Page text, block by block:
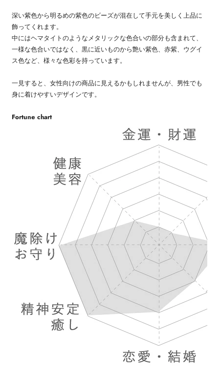
深い紫色から明るめの紫色のビーズが混在して手元を美しく上品に
飾ってくれます。
中にはヘマタイトのようなメタリックな色合いの部分も含まれて、
一様な色合いではなく、黒に近いものから艶い紫色、赤紫、ウグイ
ス色など、様々な色彩を持っています。
一見すると、女性向けの商品に見えるかもしれませんが、男性でも
身に着けやすいデザインです。
Fortune chart